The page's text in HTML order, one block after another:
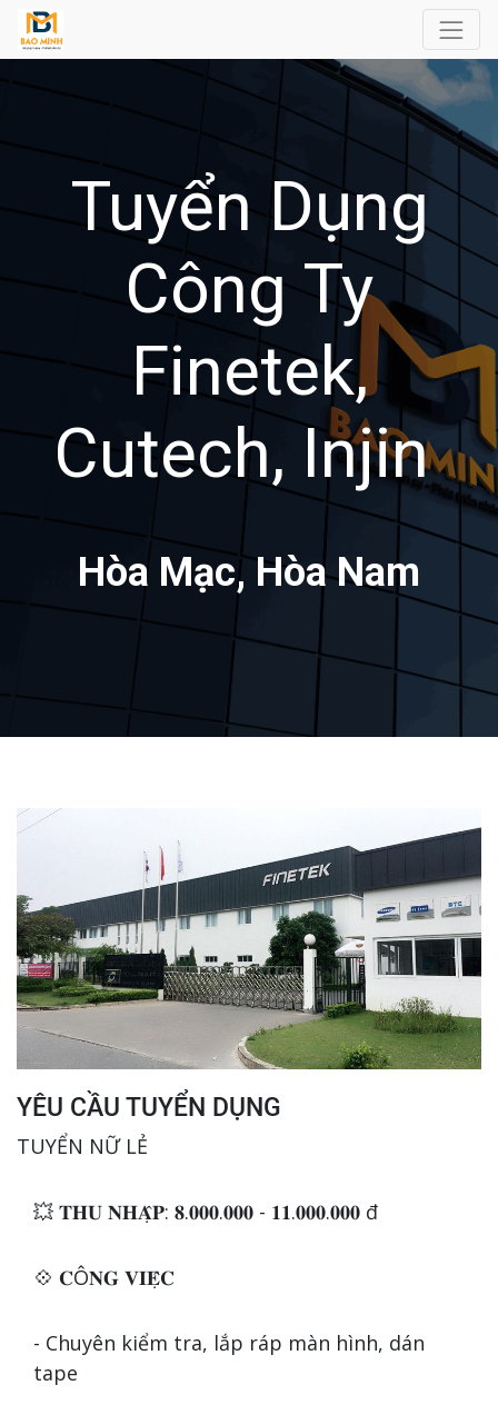
Tuyển Dụng
Công Ty
Finetek,
Cutech, Injin
Hòa Mạc, Hòa Nam
YÊU CẦU TUYỂN DỤNG
TUYỂN NỮ LẺ
💥 𝐓𝐇𝐔 𝐍𝐇𝐀̣̂𝐏: 𝟖.𝟎𝟎𝟎.𝟎𝟎𝟎 - 𝟏𝟏.𝟎𝟎𝟎.𝟎𝟎𝟎 đ
💠 𝐂Ô𝐍𝐆 𝐕𝐈𝐄̣̂𝐂
- Chuyên kiểm tra, lắp ráp màn hình, dán
tape